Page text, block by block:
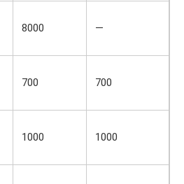
8000 —
700 700
1000 1000